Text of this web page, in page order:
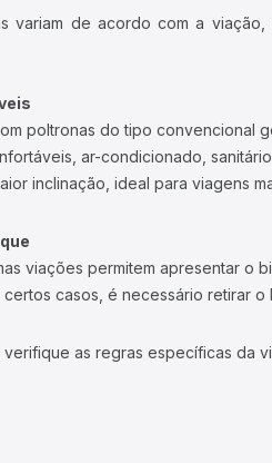
variam de acordo com a
poltronas do tipo convencional
ar-condicionado,
inclinação, ideal para viagens
viações permitem apresentar o
certos casos, é necessário retirar
verifique as regras específicas da